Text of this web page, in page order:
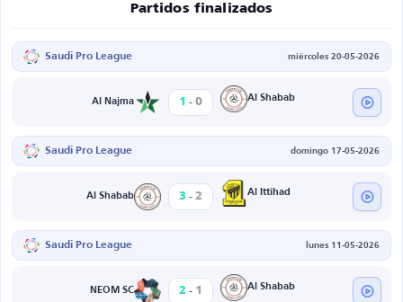
Partidos finalizados
Saudi Pro League miércoles 20-05-2026
Al Najma 1 - 0 Al Shabab
Saudi Pro League domingo 17-05-2026
Al Shabab 3 - 2 Al Ittihad
Saudi Pro League lunes 11-05-2026
NEOM SC 2 - 1 Al Shabab